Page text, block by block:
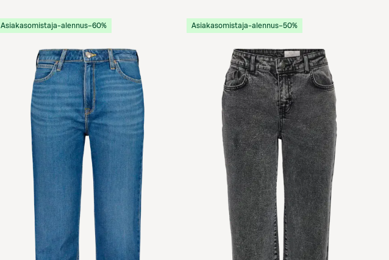
Asiakasomistaja-alennus−60% Asiakasomistaja-alennus−50%